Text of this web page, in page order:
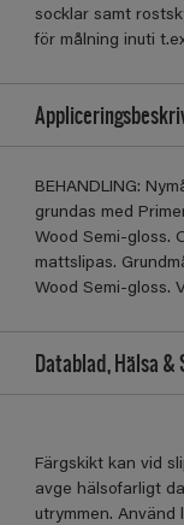
socklar samt
för målning inuti
BEHANDLING:
grundas med
Wood Semi-gloss.
mattslipas.
Wood Semi-gloss.
Datablad, Hälsa
Färgskikt kan vid
avge hälsofarligt
utrymmen. Använd